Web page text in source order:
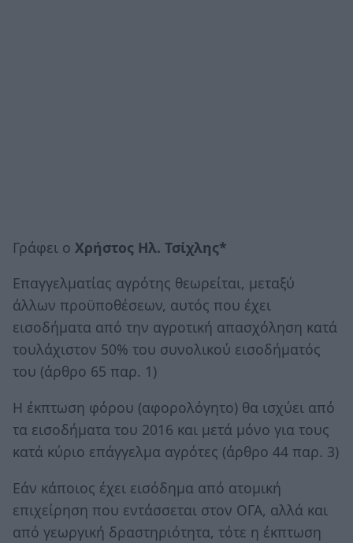
Γράφει ο Χρήστος Ηλ. Τσίχλης*
Επαγγελματίας αγρότης θεωρείται, μεταξύ
άλλων προϋποθέσεων, αυτός που έχει
εισοδήματα από την αγροτική απασχόληση κατά
τουλάχιστον 50% του συνολικού εισοδήματός
του (άρθρο 65 παρ. 1)
Η έκπτωση φόρου (αφορολόγητο) θα ισχύει από
τα εισοδήματα του 2016 και μετά μόνο για τους
κατά κύριο επάγγελμα αγρότες (άρθρο 44 παρ. 3)
Εάν κάποιος έχει εισόδημα από ατομική
επιχείρηση που εντάσσεται στον ΟΓΑ, αλλά και
από γεωργική δραστηριότητα, τότε η έκπτωση